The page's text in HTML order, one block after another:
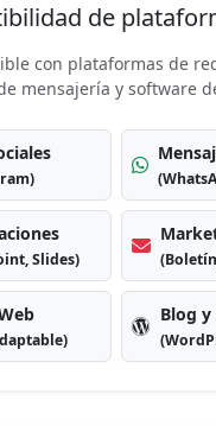
de
con plataformas de
mensajería y software
Slides)
Blog